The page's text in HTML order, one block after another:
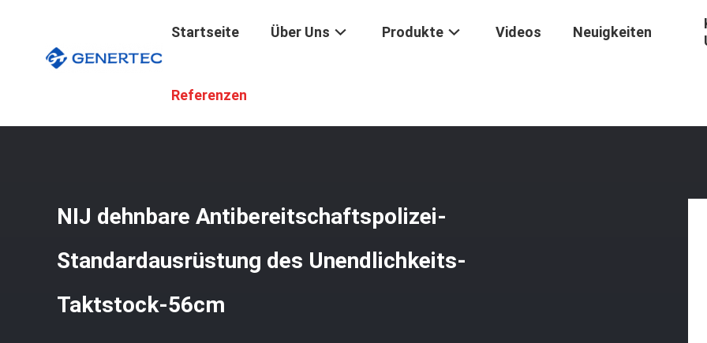
Startseite Über Uns Produkte Videos Neuigkeiten
Referenzen
NIJ dehnbare Antibereitschaftspolizei-
Standardausrüstung des Unendlichkeits-
Taktstock-56cm